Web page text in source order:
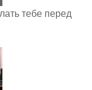
тебе перед